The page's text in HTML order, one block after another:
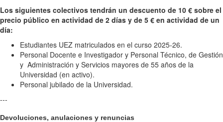
Los siguientes colectivos tendrán un descuento de 10 € sobre el
precio público en actividad de 2 días y de 5 € en actividad de un
día:
Estudiantes UEZ matriculados en el curso 2025-26.
Personal Docente e Investigador y Personal Técnico, de Gestión
y Administración y Servicios mayores de 55 años de la
Universidad (en activo).
Personal jubilado de la Universidad.
---
Devoluciones, anulaciones y renuncias